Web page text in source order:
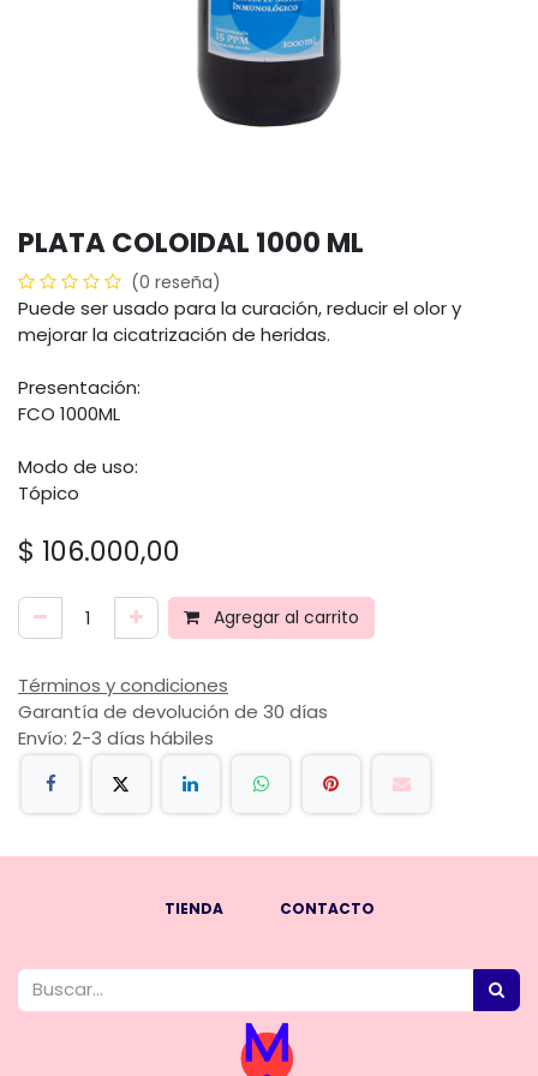
PLATA COLOIDAL 1000 ML
(0 reseña)
Puede ser usado para la curación, reducir el olor y
mejorar la cicatrización de heridas.
Presentación:
FCO 1000ML
Modo de uso:
Tópico
$ 106.000,00
Agregar al carrito
Términos y condiciones
Garantía de devolución de 30 días
Envío: 2-3 días hábiles
TIENDA CONTACTO